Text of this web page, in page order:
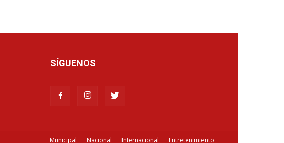
SÍGUENOS
Municipal Nacional Internacional Entretenimiento